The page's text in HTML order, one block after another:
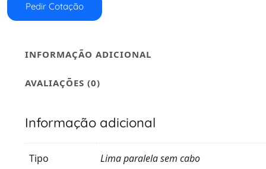
Pedir Cotação
INFORMAÇÃO ADICIONAL
AVALIAÇÕES (0)
Informação adicional
Tipo Lima paralela sem cabo